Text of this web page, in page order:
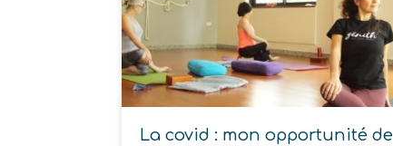
La covid : mon opportunité de